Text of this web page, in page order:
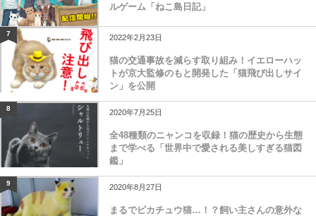
ルゲーム「ねこ島日記」
7 2022年2月23日
猫の交通事故を減らす取り組み！イエローハッ
トが京大監修のもと開発した「猫飛び出しサイ
ン」を公開
8 2020年7月25日
全48種類のニャンコを収録！猫の歴史から生態
まで学べる「世界中で愛される美しすぎる猫図
鑑」
9 2020年8月27日
まるでピカチュウ猫…！？飼い主さんの意外な